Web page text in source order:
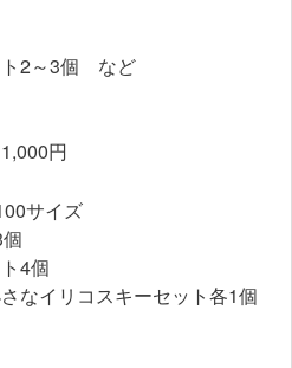
ト2～3個 など
円
サイズ
4個
なイリコスキーセット各1個